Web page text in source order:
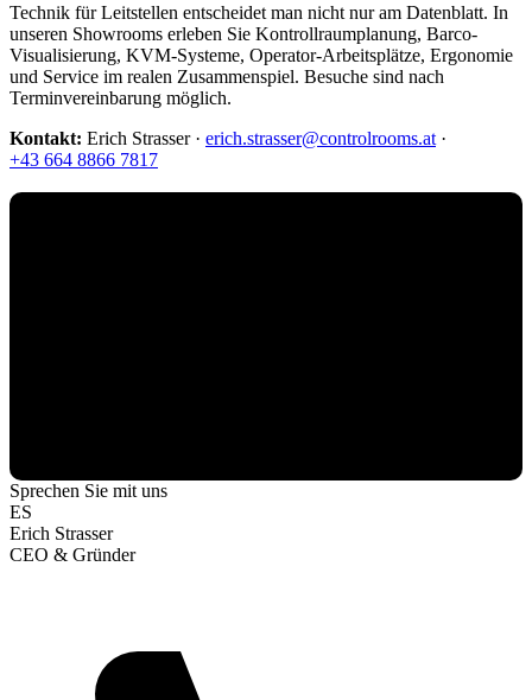
Technik für Leitstellen entscheidet man nicht nur am Datenblatt. In
unseren Showrooms erleben Sie Kontrollraumplanung, Barco-
Visualisierung, KVM-Systeme, Operator-Arbeitsplätze, Ergonomie
und Service im realen Zusammenspiel. Besuche sind nach
Terminvereinbarung möglich.
Kontakt: Erich Strasser · erich.strasser@controlrooms.at ·
+43 664 8866 7817
Sprechen Sie mit uns
ES
Erich Strasser
CEO & Gründer